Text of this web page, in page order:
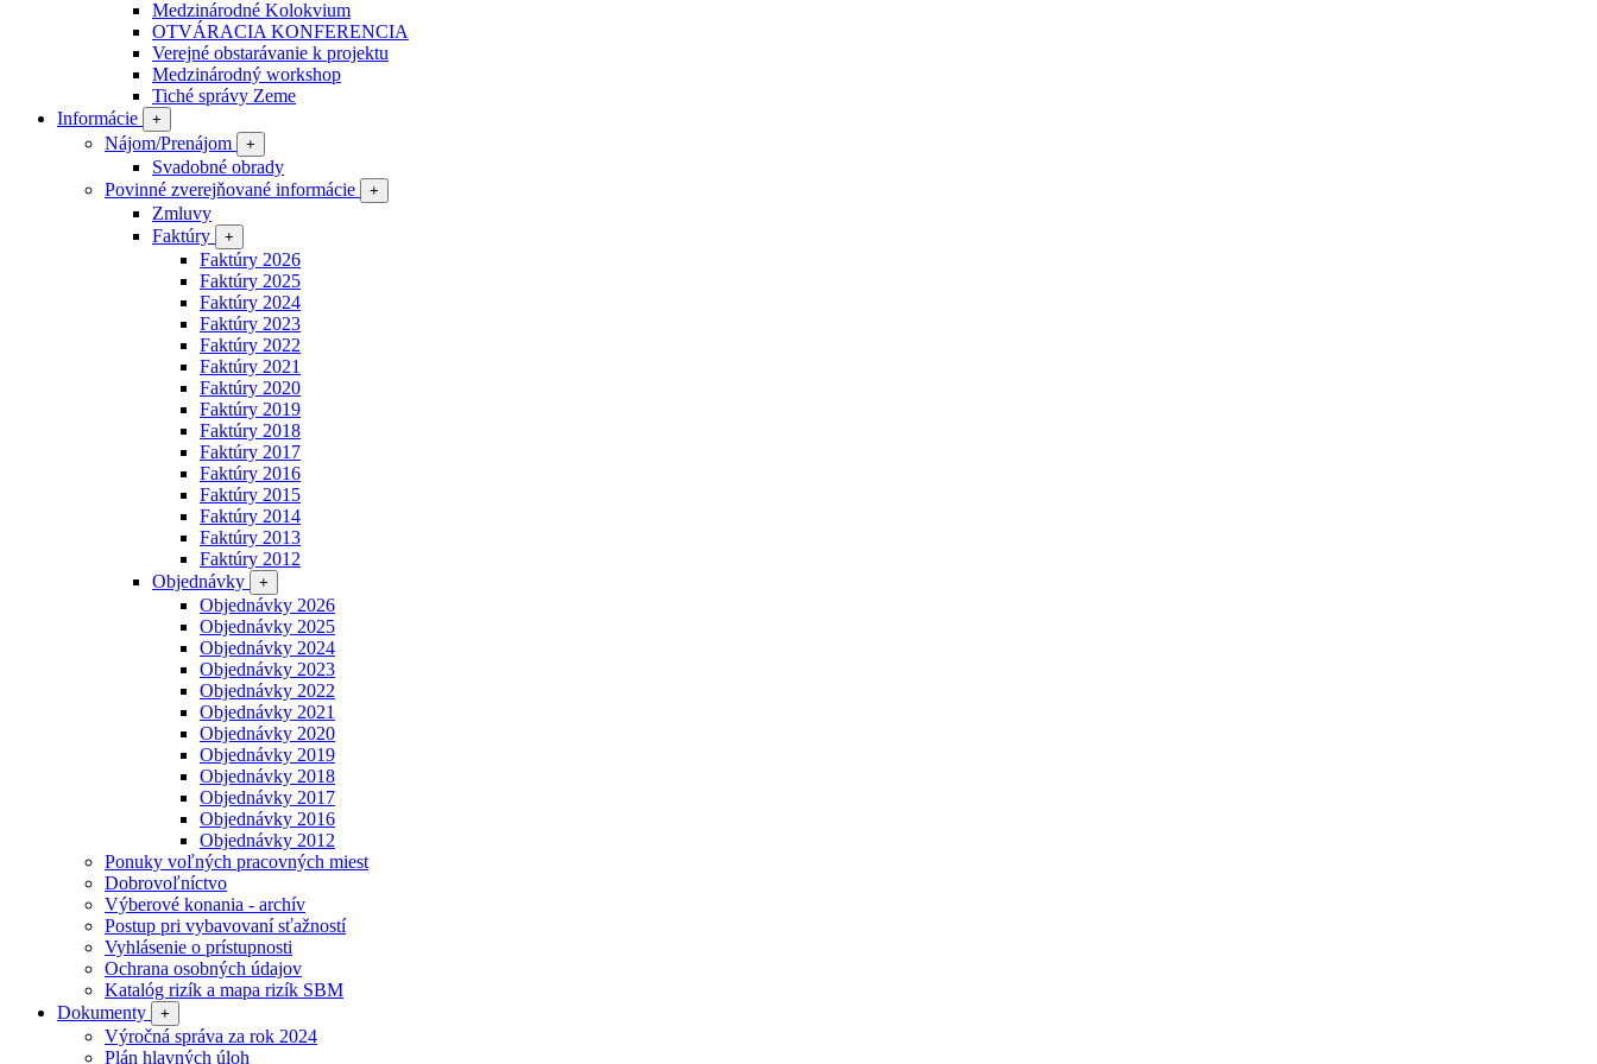
Medzinárodné Kolokvium
OTVÁRACIA KONFERENCIA
Verejné obstarávanie k projektu
Medzinárodný workshop
Tiché správy Zeme
Informácie
+
Nájom/Prenájom +
Svadobné obrady
Povinné zverejňované informácie
+
Zmluvy
Faktúry
+
Faktúry 2026
Faktúry 2025
Faktúry 2024
Faktúry 2023
Faktúry 2022
Faktúry 2021
Faktúry 2020
Faktúry 2019
Faktúry 2018
Faktúry 2017
Faktúry 2016
Faktúry 2015
Faktúry 2014
Faktúry 2013
Faktúry 2012
Objednávky
+
Objednávky 2026
Objednávky 2025
Objednávky 2024
Objednávky 2023
Objednávky 2022
Objednávky 2021
Objednávky 2020
Objednávky 2019
Objednávky 2018
Objednávky 2017
Objednávky 2016
Objednávky 2012
Ponuky voľných pracovných miest
Dobrovoľníctvo
Výberové konania - archív
Postup pri vybavovaní sťažností
Vyhlásenie o prístupnosti
Ochrana osobných údajov
Katalóg rizík a mapa rizík SBM
Dokumenty
+
Výročná správa za rok 2024
Plán hlavných úloh